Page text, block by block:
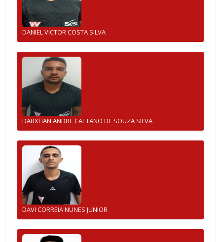
DANIEL VICTOR COSTA SILVA
DARXLIAN ANDRE CAETANO DE SOUZA SILVA
DAVI CORREIA NUNES JUNIOR